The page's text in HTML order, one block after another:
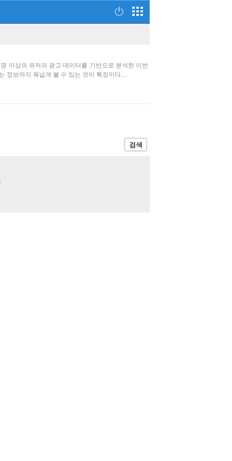
이상의 유저의 광고 데이터를 기반으로 분석한 이번
정보까지 폭넓게 볼 수 있는 것이 특징이다....
검색